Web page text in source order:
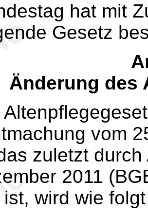
hat mit
Gesetz
Änderung des
vom
zuletzt
2011
wird wie